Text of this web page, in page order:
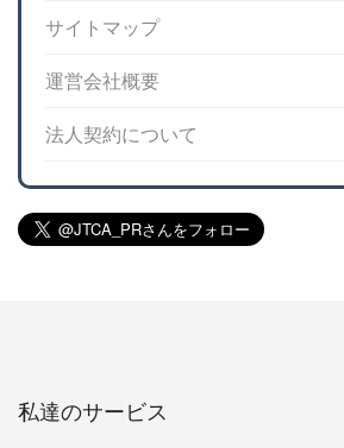
サイトマップ
運営会社概要
法人契約について
私達のサービス